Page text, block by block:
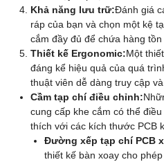
Khả năng lưu trữ:Đánh giá
ráp của bạn và chọn một kệ
cắm đầy đủ để chứa hàng tồn
Thiết kế Ergonomic:Một
đáng kể hiệu quả của quá
thuật viên dễ dàng truy cập và
Cầm tạp chí điều chỉnh:
cung cấp khe cắm có thể
thích với các kích thước PCB
Đường xếp tạp chí PCB
thiết kế bàn xoay cho